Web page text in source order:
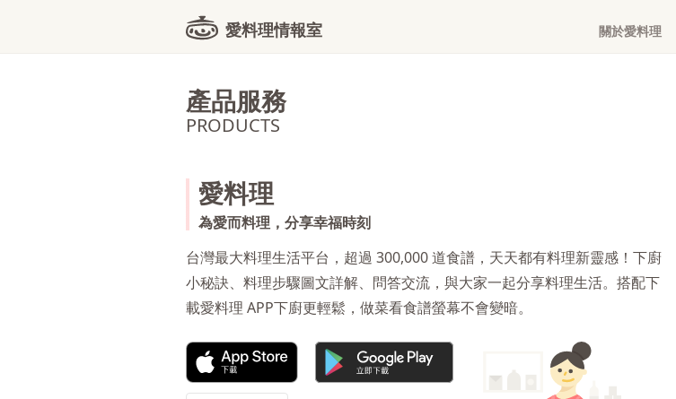
愛料理情報室 關於愛料理
產品服務
PRODUCTS
愛料理
為愛而料理，分享幸福時刻
台灣最大料理生活平台，超過 300,000 道食譜，天天都有料理新靈感！下廚
小秘訣、料理步驟圖文詳解、問答交流，與大家一起分享料理生活。搭配下
載愛料理 APP下廚更輕鬆，做菜看食譜螢幕不會變暗。